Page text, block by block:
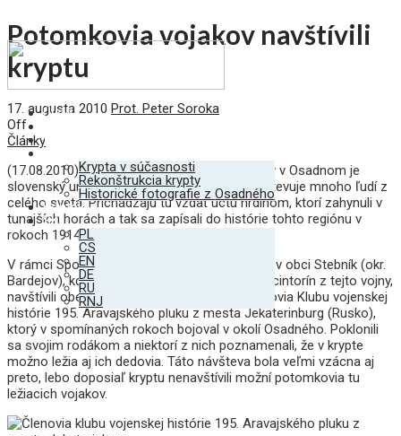
Úvod
Vojaci
Krypta v súčasnosti
Rekonštrukcia krypty
Historické fotografie z Osadného
Kontakt
SK
PL
CS
EN
DE
RU
RNJ
Potomkovia vojakov navštívili
kryptu
17. augusta 2010 Prot. Peter Soroka
Off
Články
(17.08.2010)Krypta vojakov z I. svetovej vojny v Osadnom je
slovenský unikát a v poslednom čase ju navštevuje mnoho ľudí z
celého sveta. Prichádzajú tu vzdať úctu hrdinom, ktorí zahynuli v
tunajších horách a tak sa zapísali do histórie tohto regiónu v
rokoch 1914 – 1915.
V rámci Spomienkového a pietneho pochodu v obci Stebník (okr.
Bardejov), kde bol otvorený zrekonštruovaný cintorín z tejto vojny,
navštívili obec Osadné 16. augusta 2010 členovia Klubu vojenskej
histórie 195. Aravajského pluku z mesta Jekaterinburg (Rusko),
ktorý v spomínaných rokoch bojoval v okolí Osadného. Poklonili
sa svojim rodákom a niektorí z nich poznamenali, že v krypte
možno ležia aj ich dedovia. Táto návšteva bola veľmi vzácna aj
preto, lebo doposiaľ kryptu nenavštívili možní potomkovia tu
ležiacich vojakov.